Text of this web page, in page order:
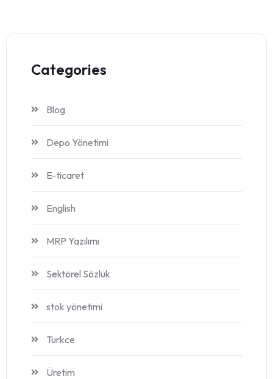
Categories
Blog
Depo Yönetimi
E-ticaret
English
MRP Yazılımı
Sektörel Sözlük
stok yönetimi
Turkce
Üretim